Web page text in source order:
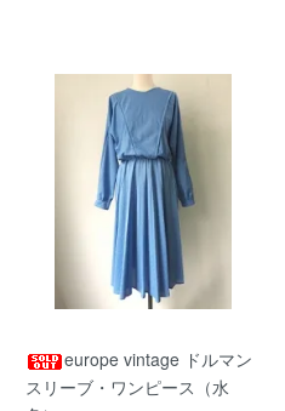
europe vintage ドルマン
スリーブ・ワンピース（水